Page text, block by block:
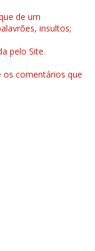
de um
insultos;
pelo Site.
os comentários que